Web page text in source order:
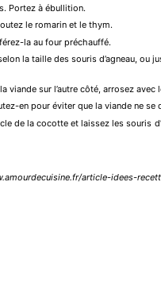
Portez à ébullition.
le romarin et le thym.
la au four préchauffé.
la taille des souris d’agneau, ou
viande sur l’autre côté, arrosez avec
en pour éviter que la viande ne se
de la cocotte et laissez les souris
article-idees-